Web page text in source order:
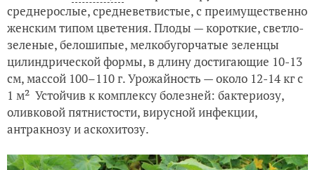
среднерослые, средневетвистые, с преимущественно
женским типом цветения. Плоды — короткие, светло-
зеленые, белошипые, мелкобугорчатые зеленцы
цилиндрической формы, в длину достигающие 10-13
см, массой 100–110 г. Урожайность — около 12-14 кг с
1 м² Устойчив к комплексу болезней: бактериозу,
оливковой пятнистости, вирусной инфекции,
антракнозу и аскохитозу.